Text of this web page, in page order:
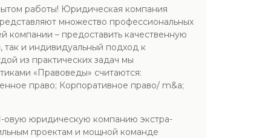
работы! Юридическая компания
множество профессиональных
компании – предоставить качественную
и индивидуальный подход к
из практических задач мы
«Правоведы» считаются:
право; Корпоративное право/ m&a;
овую юридическую компанию экстра-
проектам и мощной команде